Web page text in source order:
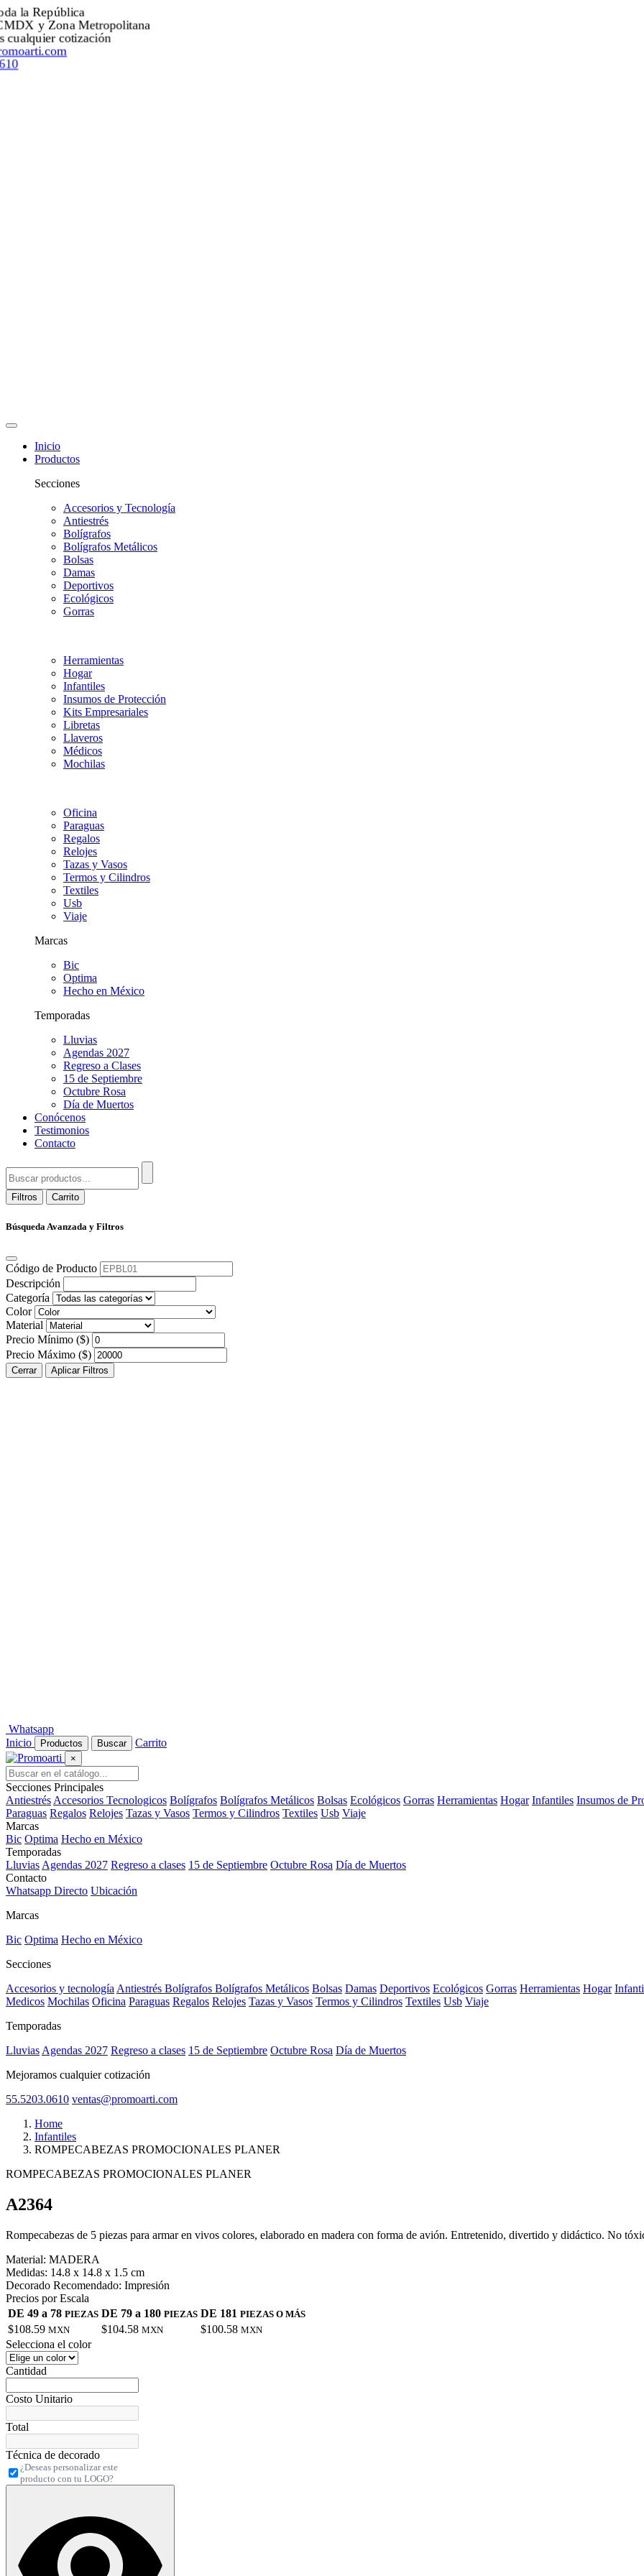
a toda la República
a CMDX y Zona Metropolitana
cualquier cotización
Inicio
Productos
Secciones
Accesorios y Tecnología
Antiestrés
Bolígrafos
Bolígrafos Metálicos
Bolsas
Damas
Deportivos
Ecológicos
Gorras
Herramientas
Hogar
Infantiles
Insumos de Protección
Kits Empresariales
Libretas
Llaveros
Médicos
Mochilas
Oficina
Paraguas
Regalos
Relojes
Tazas y Vasos
Termos y Cilindros
Textiles
Usb
Viaje
Marcas
Bic
Optima
Hecho en México
Temporadas
Lluvias
Agendas 2027
Regreso a Clases
15 de Septiembre
Octubre Rosa
Día de Muertos
Conócenos
Testimonios
Contacto
Filtros Carrito
Búsqueda Avanzada y Filtros
Código de Producto
Descripción
Categoría
Color
Material
Precio Mínimo ($)
Precio Máximo ($)
Cerrar Aplicar Filtros
Whatsapp
Inicio
Productos Buscar Carrito
×
Secciones Principales
Antiestrés Accesorios Tecnologicos Bolígrafos Bolígrafos Metálicos Bolsas Ecológicos Gorras Herramientas Hogar Infantiles Insumos de
Paraguas Regalos Relojes Tazas y Vasos Termos y Cilindros Textiles Usb Viaje
Marcas
Bic Optima Hecho en México
Temporadas
Lluvias Agendas 2027 Regreso a clases 15 de Septiembre Octubre Rosa Día de Muertos
Contacto
Whatsapp Directo Ubicación
Marcas
Bic Optima Hecho en México
Secciones
Accesorios y tecnología Antiestrés Bolígrafos Bolígrafos Metálicos Bolsas Damas Deportivos Ecológicos Gorras Herramientas Hogar
Medicos Mochilas Oficina Paraguas Regalos Relojes Tazas y Vasos Termos y Cilindros Textiles Usb Viaje
Temporadas
Lluvias Agendas 2027 Regreso a clases 15 de Septiembre Octubre Rosa Día de Muertos
Mejoramos cualquier cotización
55.5203.0610 ventas@promoarti.com
Home
Infantiles
ROMPECABEZAS PROMOCIONALES PLANER
ROMPECABEZAS PROMOCIONALES PLANER
A2364
Rompecabezas de 5 piezas para armar en vivos colores, elaborado en madera con forma de avión. Entretenido, divertido y didáctico. No
Material: MADERA
Medidas: 14.8 x 14.8 x 1.5 cm
Decorado Recomendado: Impresión
Precios por Escala
DE 49 a 78 PIEZAS DE 79 a 180 PIEZAS DE 181 PIEZAS O MÁS
$108.59 MXN $104.58 MXN $100.58 MXN
Selecciona el color
Cantidad
Costo Unitario
Total
Técnica de decorado
¿Deseas personalizar este
producto con tu LOGO?